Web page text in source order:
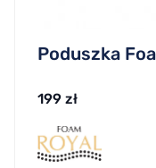
Poduszka
199 zł